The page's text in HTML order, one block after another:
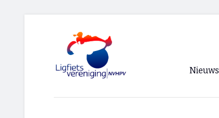
Nieuws